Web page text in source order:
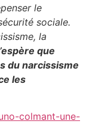
le
sociale.
la
que
du narcissisme
les
colmant-une-